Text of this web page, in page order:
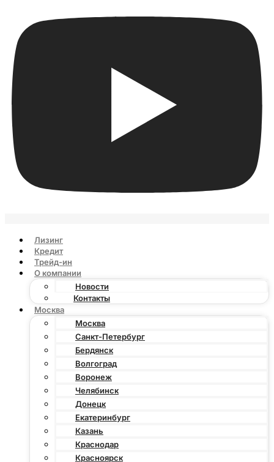
Лизинг
Кредит
Трейд-ин
О компании
Новости
Контакты
Москва
Москва
Санкт-Петербург
Бердянск
Волгоград
Воронеж
Челябинск
Донецк
Екатеринбург
Казань
Краснодар
Красноярск